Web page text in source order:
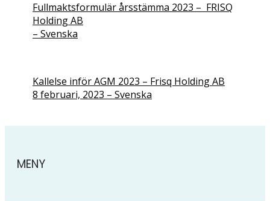
Fullmaktsformulär årsstämma 2023 – FRISQ
Holding AB
– Svenska
Kallelse inför AGM 2023 – Frisq Holding AB
8 februari, 2023 – Svenska
MENY